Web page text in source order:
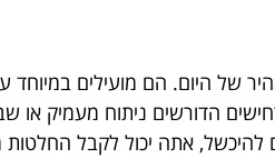
של היום. הם מועילים
הדורשים ניתוח מעמיק
להיכשל, אתה יכול לקבל